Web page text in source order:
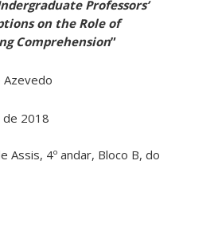
Professors’
on the Role of
Comprehension”
Azevedo
2018
Assis, 4º andar, Bloco B, do